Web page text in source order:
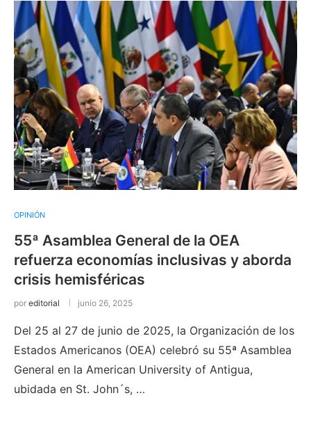
OPINIÓN
55ª Asamblea General de la OEA
refuerza economías inclusivas y aborda
crisis hemisféricas
por editorial junio 26, 2025
Del 25 al 27 de junio de 2025, la Organización de los
Estados Americanos (OEA) celebró su 55ª Asamblea
General en la American University of Antigua,
ubidada en St. John´s, …